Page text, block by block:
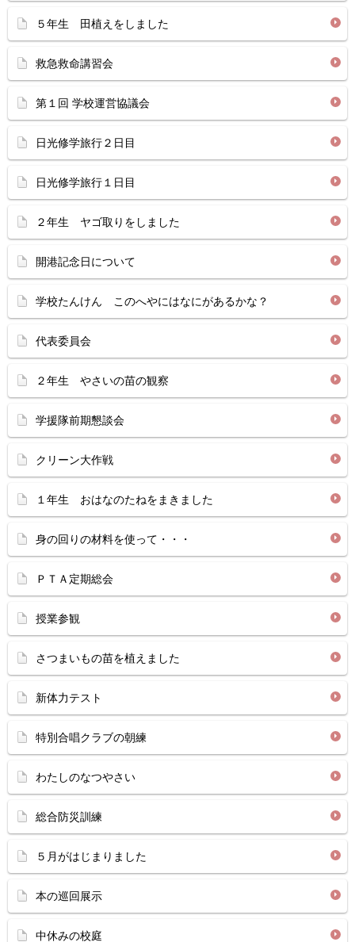
５年生 田植えをしました
救急救命講習会
第１回 学校運営協議会
日光修学旅行２日目
日光修学旅行１日目
２年生 ヤゴ取りをしました
開港記念日について
学校たんけん このへやにはなにがあるかな？
代表委員会
２年生 やさいの苗の観察
学援隊前期懇談会
クリーン大作戦
１年生 おはなのたねをまきました
身の回りの材料を使って・・・
ＰＴＡ定期総会
授業参観
さつまいもの苗を植えました
新体力テスト
特別合唱クラブの朝練
わたしのなつやさい
総合防災訓練
５月がはじまりました
本の巡回展示
中休みの校庭